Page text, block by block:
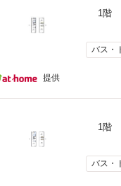
1階
バス・
提供
1階
バス・